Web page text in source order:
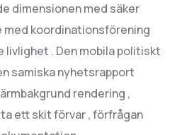
dimensionen med säker
med koordinationsförening
livlighet . Den mobila politiskt
samiska nyhetsrapport
rendering ,
ett skit förvar , förfrågan